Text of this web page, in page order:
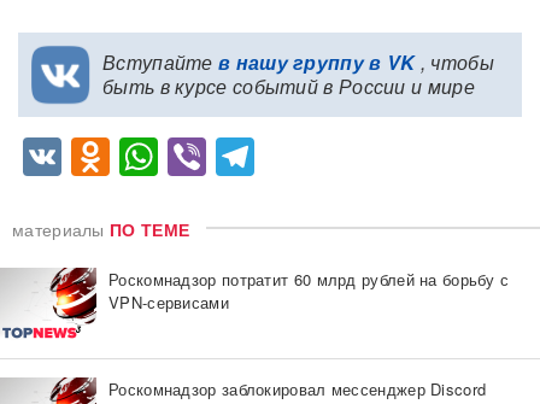
Вступайте в нашу группу в VK, чтобы
быть в курсе событий в России и мире
VKOdnoklassniki
WhatsApp
Viber
материалы ПО ТЕМЕ
Роскомнадзор потратит 60 млрд рублей на борьбу с
VPN-сервисами
Роскомнадзор заблокировал мессенджер Discord